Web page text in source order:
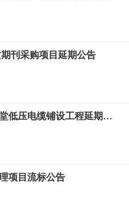
刊采购项目延期公告
惠来县鳌江中学学生宿舍楼食堂低压电缆铺设工程延期公告
项目流标公告